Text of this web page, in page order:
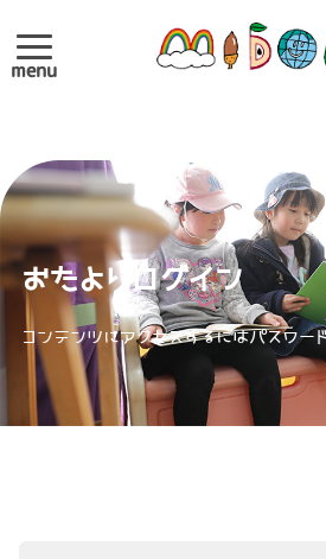
menu
おたよりログイン
コンテンツにアクセスするにはパスワー